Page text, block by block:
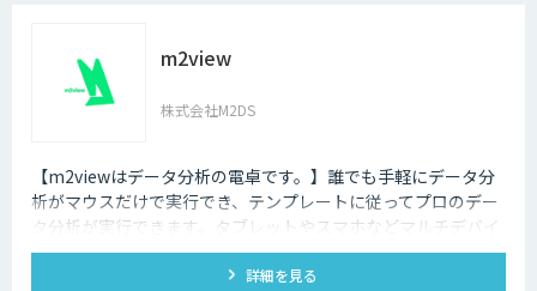
m2view
株式会社M2DS
【m2viewはデータ分析の電卓です。】誰でも手軽にデータ分
析がマウスだけで実行でき、テンプレートに従ってプロのデー
タ分析が実行できます。タブレットやスマホなどマルチデバイ
ス対応で、ブラウザから利用できます。現状分析や需要予測な
ど高度なデータ分析があなたの社内で実現できます。
詳細を見る